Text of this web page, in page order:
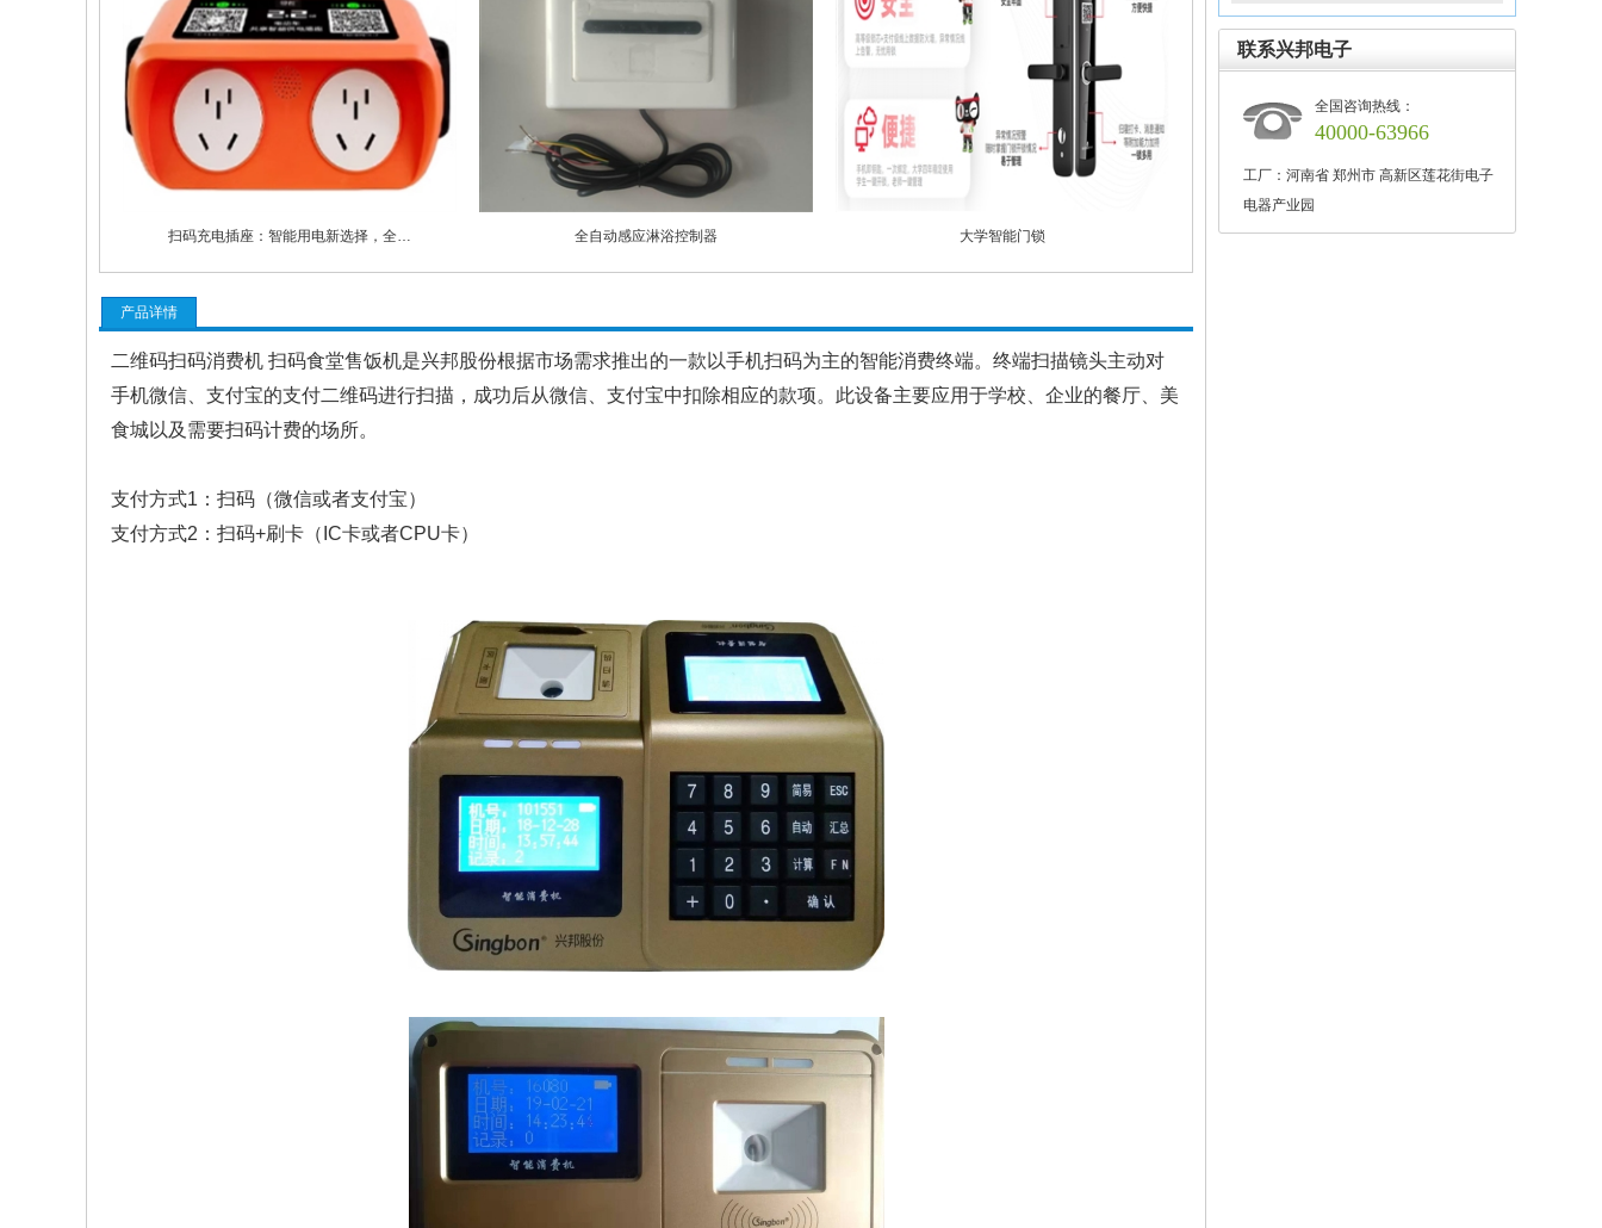
联系兴邦电子
全国咨询热线：
40000-63966
工厂：河南省 郑州市 高新区莲花街电子
电器产业园
扫码充电插座：智能用电新选择，全… 全自动感应淋浴控制器 大学智能门锁
产品详情
二维码扫码消费机 扫码食堂售饭机是兴邦股份根据市场需求推出的一款以手机扫码为主的智能消费终端。终端扫描镜头主动对
手机微信、支付宝的支付二维码进行扫描，成功后从微信、支付宝中扣除相应的款项。此设备主要应用于学校、企业的餐厅、美
食城以及需要扫码计费的场所。
支付方式1：扫码（微信或者支付宝）
支付方式2：扫码+刷卡（IC卡或者CPU卡）